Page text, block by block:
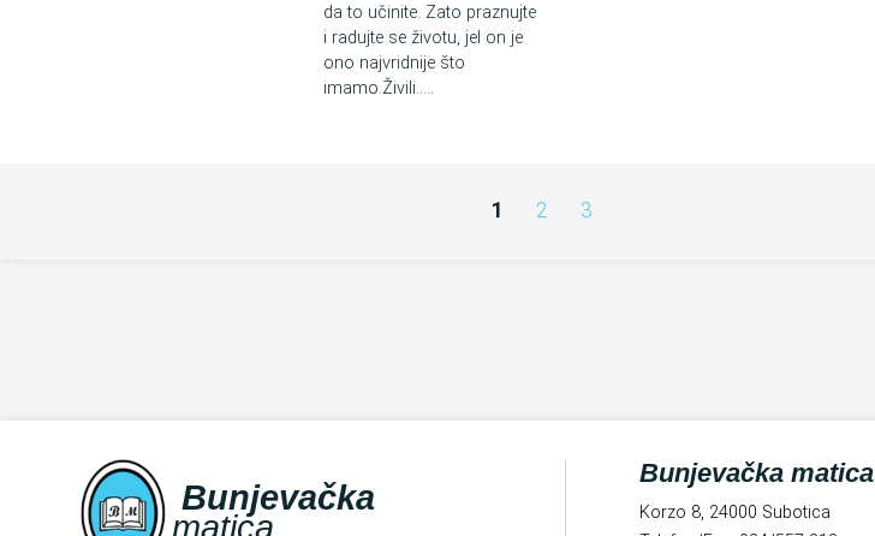
da to učinite. Zato praznujte
i radujte se životu, jel on je
ono najvridnije što
imamo.Živili.....
1 2 3
Bunjevačka
matica
Bunjevačka matica
Korzo 8, 24000 Subotica